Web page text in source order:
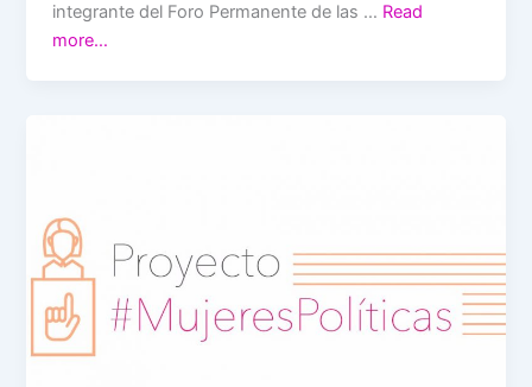
integrante del Foro Permanente de las … Read
more…